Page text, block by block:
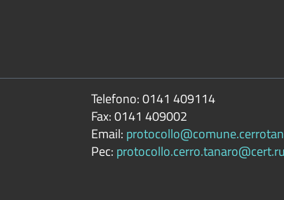
Telefono:0141 409114
Fax:0141 409002
Email:
Pec: